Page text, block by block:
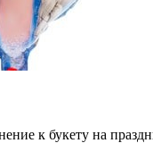
к букету на